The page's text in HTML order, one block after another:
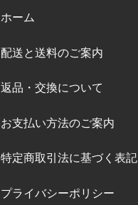
ホーム
配送と送料のご案内
返品・交換について
お支払い方法のご案内
特定商取引法に基づく表記
プライバシーポリシー